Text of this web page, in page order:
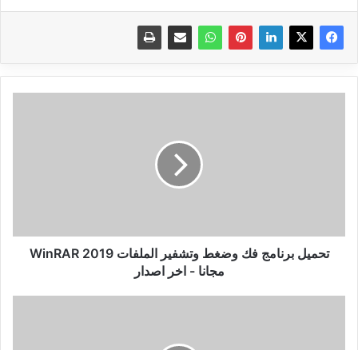
مجانا
تحميل برنامج فك وضغط وتشفير الملفات WinRAR 2019
مجانا - اخر اصدار